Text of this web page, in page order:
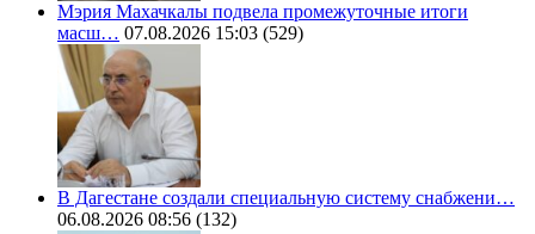
Мэрия Махачкалы подвела промежуточные итоги
масш… 07.08.2026 15:03 (529)
В Дагестане создали специальную систему снабжени…
06.08.2026 08:56 (132)